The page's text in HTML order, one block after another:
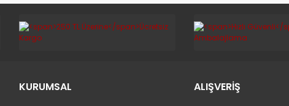
KURUMSAL ALIŞVERİŞ